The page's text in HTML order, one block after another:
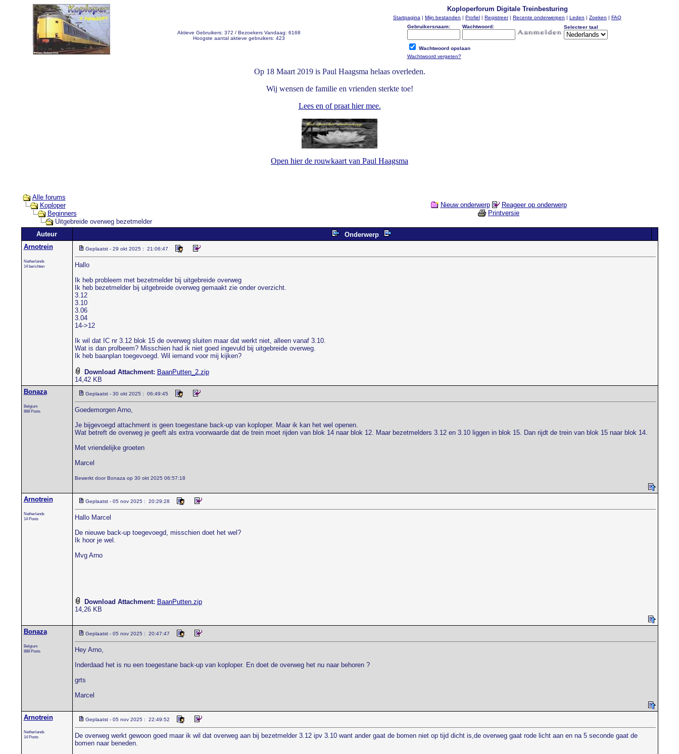
Aktieve Gebruikers: 372 / Bezoekers Vandaag: 6168
Hoogste aantal aktieve gebruikers: 423
Koploperforum Digitale Treinbesturing
Startpagina | Mijn bestanden | Profiel | Registreer| Recente onderwerpen | Leden | Zoeken | FAQ
Gebruikersnaam:
Wachtwoord: Selecteer taal
Wachtwoord opslaan
Wachtwoord vergeten?
Op 18 Maart 2019 is Paul Haagsma helaas overleden.
Wij wensen de familie en vrienden sterkte toe!
Lees en of praat hier mee.
Open hier de rouwkaart van Paul Haagsma
Alle forums
Koploper
Beginners
Uitgebreide overweg bezetmelder
Nieuw onderwerp
Reageer op onderwerp
Printversie
Auteur
Onderwerp
Arnotrein
Netherlands
14 berichten
Geplaatst - 29 okt 2025 : 21:06:47
Hallo
Ik heb probleem met bezetmelder bij uitgebreide overweg
Ik heb bezetmelder bij uitgebreide overweg gemaakt zie onder overzicht.
3.12
3.10
3.06
3.04
14->12
Ik wil dat IC nr 3.12 blok 15 de overweg sluiten maar dat werkt niet, alleen vanaf 3.10.
Wat is dan prolbeem? Misschien had ik niet goed ingevuld bij uitgebreide overweg.
Ik heb baanplan toegevoegd. Wil iemand voor mij kijken?
Download Attachment: BaanPutten_2.zip
14,42 KB
Bonaza
Belgium
888 Posts
Geplaatst - 30 okt 2025 : 06:49:45
Goedemorgen Arno,
Je bijgevoegd attachment is geen toegestane back-up van koploper. Maar ik kan het wel openen.
Wat betreft de overweg je geeft als extra voorwaarde dat de trein moet rijden van blok 14 naar blok 12. Maar bezetmelders 3.12 en 3.10 liggen in blok 15. Dan rijdt de trein van blok 15 naar blok 14.
Met vriendelijke groeten
Marcel
Bewerkt door Bonaza op 30 okt 2025 06:57:18
Arnotrein
Netherlands
14 Posts
Geplaatst - 05 nov 2025 : 20:29:28
Hallo Marcel
De nieuwe back-up toegevoegd, misschien doet het wel?
Ik hoor je wel.
Mvg Arno
Download Attachment: BaanPutten.zip
14,26 KB
Bonaza
Belgium
888 Posts
Geplaatst - 05 nov 2025 : 20:47:47
Hey Arno,
Inderdaad het is nu een toegestane back-up van koploper. En doet de overweg het nu naar behoren ?
grts
Marcel
Arnotrein
Netherlands
14 Posts
Geplaatst - 05 nov 2025 : 22:49:52
De overweg werkt gewoon goed maar ik wil dat overweg aan bij bezetmelder 3.12 ipv 3.10 want ander gaat de bomen niet op tijd dicht is,de overweg gaat rode licht aan en na 5 seconde gaat de
bomen naar beneden.